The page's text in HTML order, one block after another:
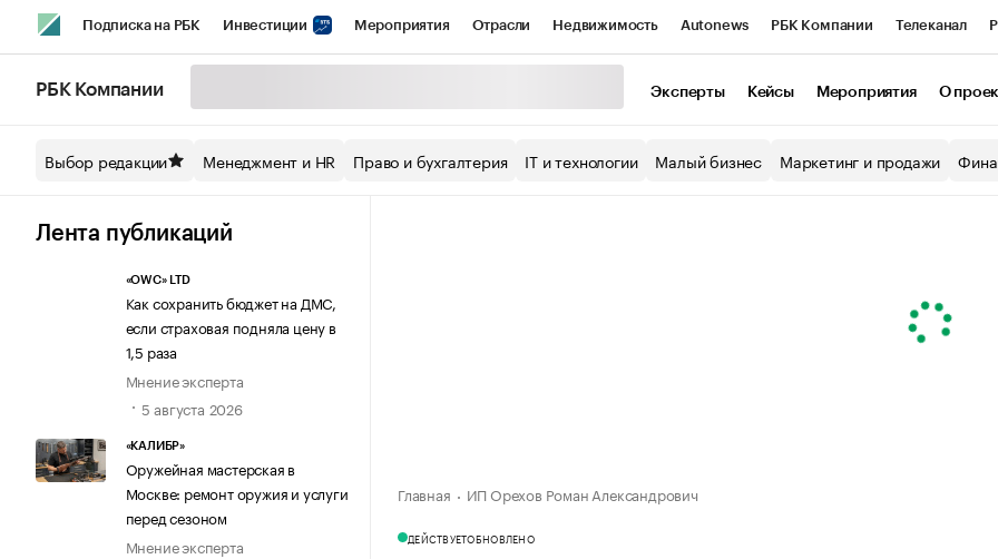
Подписка на РБК Инвестиции Мероприятия Отрасли Недвижимость Autonews РБК Компании Телеканал
Спецпроекты СПб Конференции СПб Спецпроекты Экономика Бизнес
Технологии и медиа
РБК Компании Эксперты Кейсы Мероприятия О
Выбор редакции Менеджмент и HR Право и бухгалтерия IT и технологии Малый бизнес Маркетинг и продажи
Лента публикаций
«OWC» LTD
Как сохранить бюджет на ДМС,
если страховая подняла цену в
1,5 раза
Мнение эксперта
5 августа 2026
«КАЛИБР»
Оружейная мастерская в
Москве: ремонт оружия и услуги
перед сезоном
Мнение эксперта
Главная ИП Орехов Роман Александрович
ДЕЙСТВУЕТОБНОВЛЕНО